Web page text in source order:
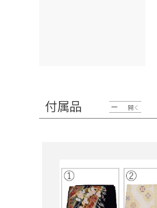
付属品 開く